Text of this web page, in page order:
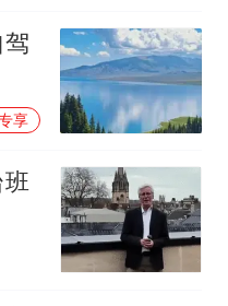
享
班